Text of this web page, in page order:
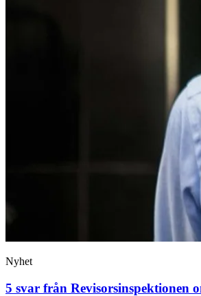
Nyhet
5 svar från Revisors­inspektionen